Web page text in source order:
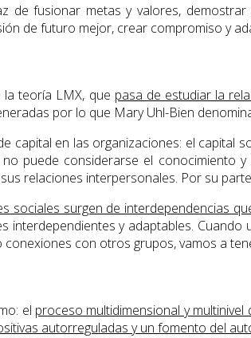
de fusionar metas y valores,
de futuro mejor, crear compromiso y
teoría LMX, que pasa de estudiar la
por lo que Mary Uhl-Bien
capital en las organizaciones: el capital
puede considerarse el conocimiento
relaciones interpersonales. Por su
sociales surgen de interdependencias
interdependientes y adaptables.
con otros grupos, vamos a
el proceso multidimensional y
autorreguladas y un fomento del